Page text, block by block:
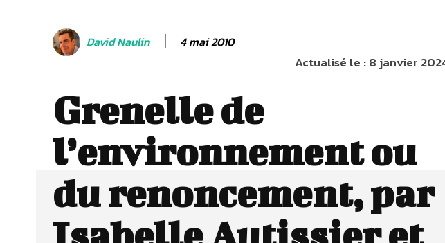
David Naulin 4 mai 2010
Actualisé le :8 janvier
Grenelle de
l’environnement ou
du renoncement, par